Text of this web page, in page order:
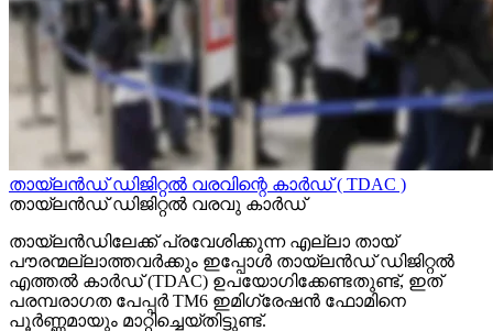
തായ്‌ലൻഡ് ഡിജിറ്റൽ വരവിന്റെ കാർഡ് ( TDAC )
തായ്‌ലൻഡ് ഡിജിറ്റൽ വരവു കാർഡ്
തായ്‌ലൻഡിലേക്ക് പ്രവേശിക്കുന്ന എല്ലാ തായ്
പൗരന്മല്ലാത്തവർക്കും ഇപ്പോൾ തായ്‌ലൻഡ് ഡിജിറ്റൽ
എത്തൽ കാർഡ് (TDAC) ഉപയോഗിക്കേണ്ടതുണ്ട്, ഇത്
പരമ്പരാഗത പേപ്പർ TM6 ഇമിഗ്രേഷൻ ഫോമിനെ
പൂർണ്ണമായും മാറ്റിച്ചെയ്തിട്ടുണ്ട്.